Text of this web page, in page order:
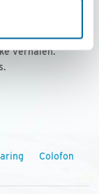
per jaar
met
verhalen.
Colofon